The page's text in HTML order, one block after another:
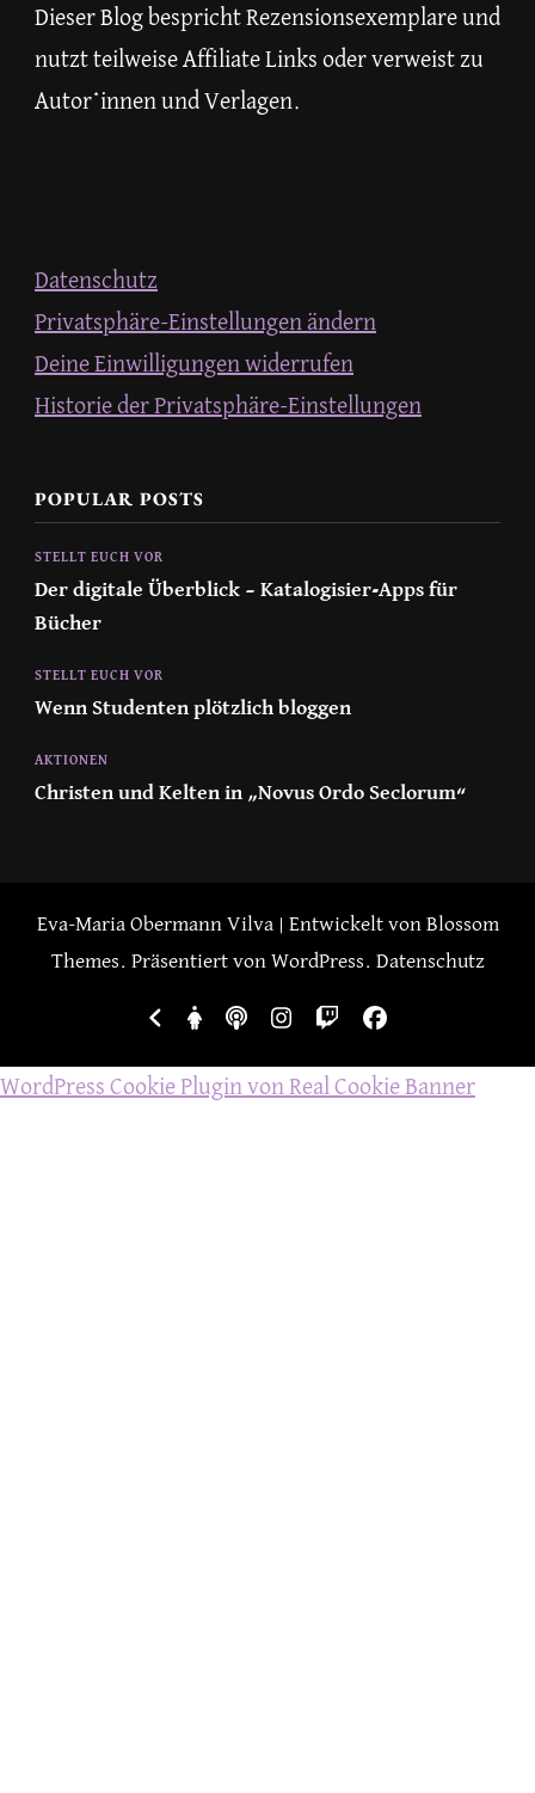
Dieser Blog bespricht Rezensionsexemplare und
nutzt teilweise Affiliate Links oder verweist zu
Autor*innen und Verlagen.
Datenschutz
Privatsphäre-Einstellungen ändern
Deine Einwilligungen widerrufen
Historie der Privatsphäre-Einstellungen
POPULAR POSTS
STELLT EUCH VOR
Der digitale Überblick – Katalogisier-Apps für
Bücher
STELLT EUCH VOR
Wenn Studenten plötzlich bloggen
AKTIONEN
Christen und Kelten in „Novus Ordo Seclorum“
Eva-Maria ObermannVilva | Entwickelt von Blossom
Themes. Präsentiert von WordPress. Datenschutz
WordPress Cookie Plugin von Real Cookie Banner